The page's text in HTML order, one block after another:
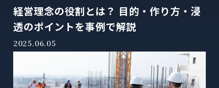
経営理念の役割とは？ 目的・作り方・浸
透のポイントを事例で解説
2025.06.05